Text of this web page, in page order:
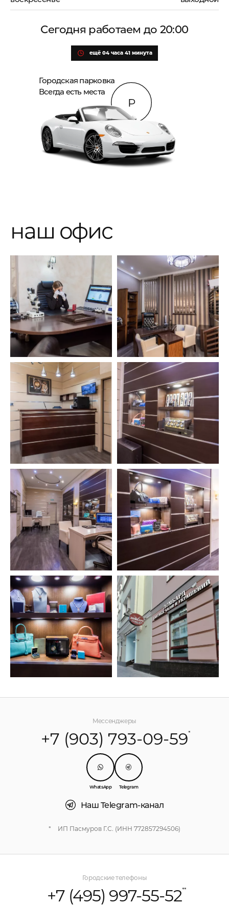
Городская парковка
Всегда есть места
Сегодня работаем до 20:00
ещё 04 часа 41 минута
наш офис
Мессенджеры
+7 (903) 793-09-59*
WhatsApp Telegram
Наш Telegram-канал
* ИП Пасмуров Г.С. (ИНН 772857294506)
Городские телефоны
+7 (495) 997-55-52**